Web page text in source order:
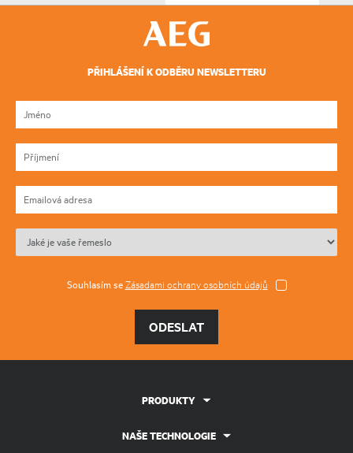
PŘIHLÁŠENÍ K ODBĚRU NEWSLETTERU
Souhlasím seZásadami ochrany osobních údajů
ODESLAT
PRODUKTY
NAŠE TECHNOLOGIE